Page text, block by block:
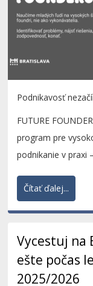
Podnikavosť
FUTURE
program pre
podnikanie v praxi
Čítať ďalej...
Vycestuj na
ešte počas
2025/2026